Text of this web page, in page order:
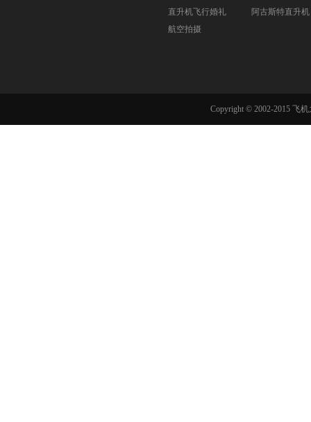
直升机飞行婚礼
航空拍摄
阿古斯特直升机
Copyright © 2002-2015 飞